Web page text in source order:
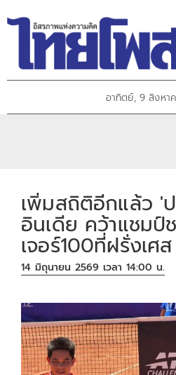
อาทิตย์, 9 สิงหา
เพิ่มสถิติอีกแล้ว '
อินเดีย คว้าแชมป์
เจอร์100ที่ฝรั่งเศส
14 มิถุนายน 2569 เวลา 14:00 น.